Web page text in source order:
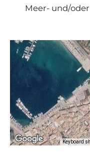
Meer- und/
Keyboard